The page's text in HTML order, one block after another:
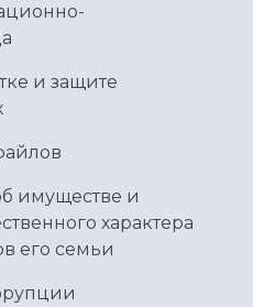
и защите
имуществе и
характера
его семьи